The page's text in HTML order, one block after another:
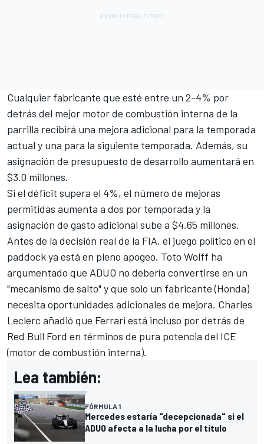
Cualquier fabricante que esté entre un 2-4% por
detrás del mejor motor de combustión interna de la
parrilla recibirá una mejora adicional para la temporada
actual y una para la siguiente temporada. Además, su
asignación de presupuesto de desarrollo aumentará en
$3.0 millones.
Si el déficit supera el 4%, el número de mejoras
permitidas aumenta a dos por temporada y la
asignación de gasto adicional sube a $4.65 millones.
Antes de la decisión real de la FIA, el juego político en el
paddock ya está en pleno apogeo. Toto Wolff ha
argumentado que ADUO no debería convertirse en un
"mecanismo de salto" y que solo un fabricante (Honda)
necesita oportunidades adicionales de mejora. Charles
Leclerc añadió que Ferrari está incluso por detrás de
Red Bull Ford en términos de pura potencia del ICE
(motor de combustión interna).
Lea también:
FÓRMULA 1
Mercedes estaría "decepcionada" si el
ADUO afecta a la lucha por el título